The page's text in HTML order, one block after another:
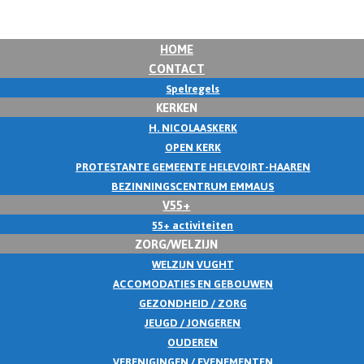
HOME
CONTACT
Spelregels
KERKEN
H. NICOLAASKERK
OPEN KERK
PROTESTANTE GEMEENTE HELEVOIRT-HAAREN
BEZINNINGSCENTRUM EMMAUS
V55+
55+ activiteiten
ZORG/WELZIJN
WELZIJN VUGHT
ACCOMODATIES EN GEBOUWEN
GEZONDHEID / ZORG
JEUGD / JONGEREN
OUDEREN